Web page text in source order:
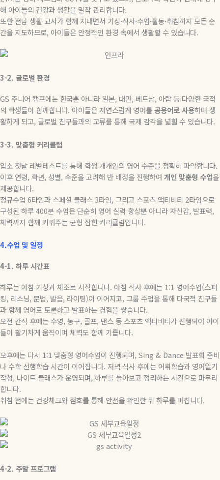
해 아이들의 건강과 생활을 밀착 관리합니다.
또한 전담 생활 교사가 함께 지내면서 기상·식사·수업·활동·취침까지 모든 순
간을 지도하므로, 아이들은 안정적인 환경 속에서 생활할 수 있습니다.
3-2. 글로벌 환경
GS 주니어 캠프에는 한국뿐 아니라 일본, 대만, 베트남, 아랍 등 다양한 국적
의 학생들이 함께합니다. 아이들은 자연스럽게 영어를공용어로사용하며 생
활하게 되고, 글로벌 친구들과의 교류를 통해 국제 감각을 넓힐 수 있습니다.
3-3. 맞춤형 커리큘럼
입소 첫날 레벨테스트를 통해 학생 개개인의 영어 수준을 정확히 파악합니다.
이후 연령, 학년, 성별, 수준을 고려해 반 배정을 진행하여 개인 맞춤형 수업을
제공합니다.
정규수업 6타임과 스페셜 클래스3타임, 그리고 스포츠 액티비티 2타임으로
구성된 하루400분 수업은 단순히 영어 실력 향상뿐 아니라 자신감, 발표력,
체력까지 함께 키워주는 균형 잡힌 커리큘럼입니다.
4.수업 및 일정
4-1. 하루시간표
하루는 아침 기상과 체조로 시작합니다. 아침 식사 후에는 1:1 영어수업(스피
킹, 리스닝, 문법, 발음, 라이팅)이 이어지고, 그룹 수업을 통해 다국적 친구들
과 함께 영어로 토론하고 발표하는 경험을 쌓습니다.
오전 간식 후에는 수영, 농구, 골프, 댄스 등 스포츠 액티비티가 진행되어 아이
들이 활기차게 움직이며 체력도 함께 기릅니다.
오후에는 다시 1:1 맞춤형 영어수업이 진행되며, Sing & Dance 발표회 준비
나 수학 선행학습 시간이 이어집니다. 저녁 식사 후에는 어휘학습과 영어일기
작성, 나이트 클래스가 운영되며, 하루를 돌아보고 정리하는 시간으로 마무리
합니다.
취침 전에는 건강체크와 점호를 통해 안전을 확인한 뒤 하루를 마칩니다.
4-2. 주말프로그램